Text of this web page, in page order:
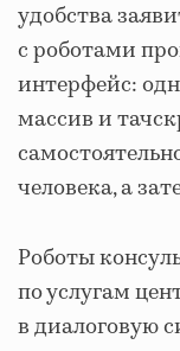
удобства
с роботами
интерфейс:
массив и
человека, а
Роботы
по услугам
в диалоговую